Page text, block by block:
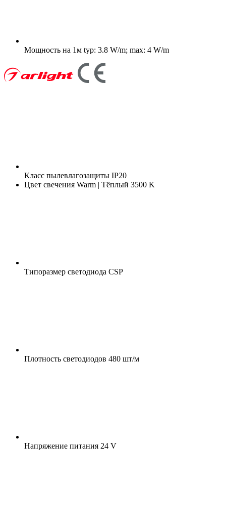
Мощность на 1м typ: 3.8 W/m; max: 4 W/m
Класс пылевлагозащиты IP20
Цвет свечения Warm | Тёплый 3500 K
Типоразмер светодиода CSP
Плотность светодиодов 480 шт/м
Напряжение питания 24 V